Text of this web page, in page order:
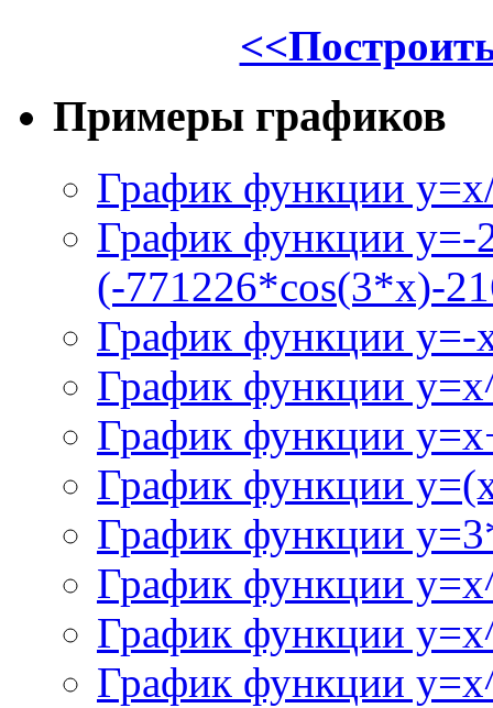
Примеры графиков
График функции
График функции y=-
(-771226*cos(3*x)-
График функции
График функции
График функции
График функции
График функции
График функции
График функции
График функции